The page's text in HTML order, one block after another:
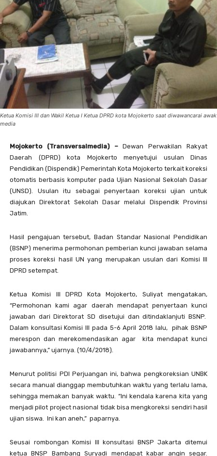
Ketua Komisi III dan Wakil Ketua I Ketua DPRD kota Mojokerto saat diwawancarai awak
media
Mojokerto (Transversalmedia) –Dewan Perwakilan Rakyat
Daerah (DPRD) kota Mojokerto menyetujui usulan Dinas
Pendidikan (Dispendik) Pemerintah Kota Mojokerto terkait koreksi
otomatis berbasis komputer pada Ujian Nasional Sekolah Dasar
(UNSD). Usulan itu sebagai penyertaan koreksi ujian untuk
diajukan Direktorat Sekolah Dasar melalui Dispendik Provinsi
Jatim.
Hasil pengajuan tersebut, Badan Standar Nasional Pendidikan
(BSNP) menerima permohonan pemberian kunci jawaban selama
proses koreksi hasil UN yang merupakan usulan dari Komisi III
DPRD setempat.
Ketua Komisi lll DPRD Kota Mojokerto, Suliyat mengatakan,
“Permohonan kami agar daerah mendapat penyertaan kunci
jawaban dari Direktorat SD disetujui dan ditindaklanjuti BSNP.
Dalam konsultasi Komisi III pada 5-6 April 2018 lalu, pihak BSNP
merespon dan merekomendasikan agar kita mendapat kunci
jawabannya,” ujarnya. (10/4/2018).
Menurut politisi PDI Perjuangan ini, bahwa pengkoreksian UNBK
secara manual dianggap membutuhkan waktu yang terlalu lama,
sehingga memakan banyak waktu. “Ini kendala karena kita yang
menjadi pilot project nasional tidak bisa mengkoreksi sendiri hasil
ujian siswa. Ini kan aneh,” paparnya.
Seusai rombongan Komisi III konsultasi BNSP Jakarta ditemui
ketua BNSP Bambang Suryadi mendapat kabar angin segar.